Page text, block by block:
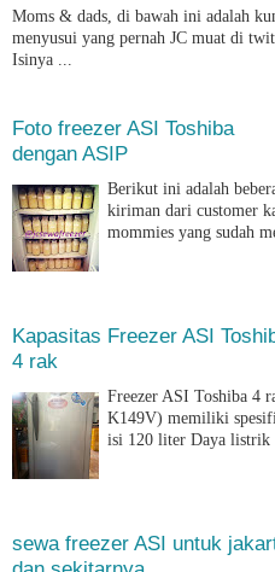
Moms & dads, di bawah ini adalah
menyusui yang pernah JC muat di
Isinya ...
Foto freezer ASI Toshiba
dengan ASIP
Berikut ini adalah
kiriman dari customer
mommies yang sudah
Kapasitas Freezer ASI
4 rak
Freezer ASI Toshiba 4
K149V) memiliki
isi 120 liter Daya listrik
sewa freezer ASI untuk